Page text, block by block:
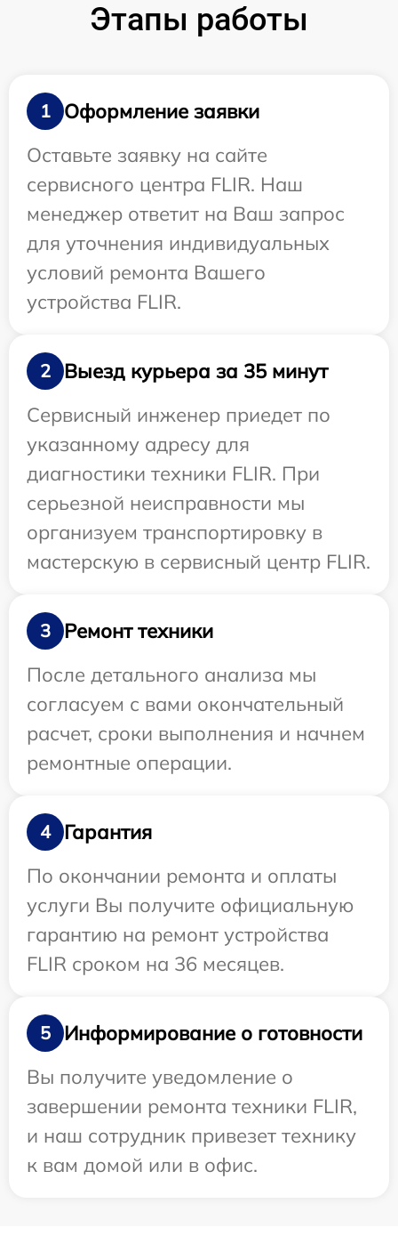
Этапы работы
1
Оформление заявки
Оставьте заявку на сайте
сервисного центра FLIR. Наш
менеджер ответит на Ваш запрос
для уточнения индивидуальных
условий ремонта Вашего
устройства FLIR.
2
Выезд курьера за 35 минут
Сервисный инженер приедет по
указанному адресу для
диагностики техники FLIR. При
серьезной неисправности мы
организуем транспортировку в
мастерскую в сервисный центр FLIR.
3
Ремонт техники
После детального анализа мы
согласуем с вами окончательный
расчет, сроки выполнения и начнем
ремонтные операции.
4
Гарантия
По окончании ремонта и оплаты
услуги Вы получите официальную
гарантию на ремонт устройства
FLIR сроком на 36 месяцев.
5
Информирование о готовности
Вы получите уведомление о
завершении ремонта техники FLIR,
и наш сотрудник привезет технику
к вам домой или в офис.